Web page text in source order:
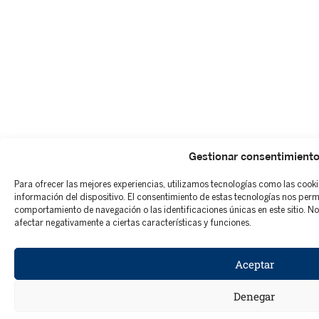
Gestionar consentimiento
Para ofrecer las mejores experiencias, utilizamos tecnologías como las
información del dispositivo. El consentimiento de estas tecnologías nos
comportamiento de navegación o las identificaciones únicas en este sitio.
afectar negativamente a ciertas características y funciones.
Aceptar
Denegar